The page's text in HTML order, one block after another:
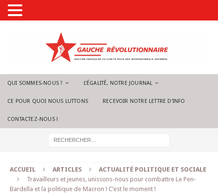
QUI SOMMES-NOUS ? L’ÉGALITÉ, NOTRE JOURNAL
CE POUR QUOI NOUS LUTTONS RECEVOIR NOTRE LETTRE D’INFO
CONTACTEZ-NOUS !
ACCUEIL ARTICLES
ACTUALITÉ POLITIQUE ET SOCIALE
Travailleurs et jeunes, unissons-nous pour combattre Le Pen-
Bardella et la politique de Macron ! C’est le moment !